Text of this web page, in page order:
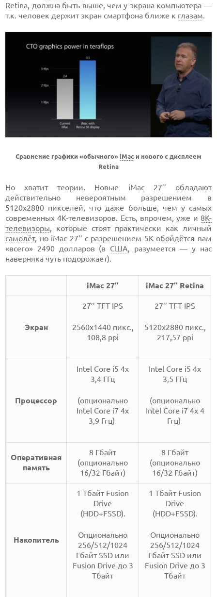
Retina, должна быть выше, чем у экрана компьютера —
т.к. человек держит экран смартфона ближе к глазам.
Сравнение графики «обычного» iMac и нового с дисплеем
Retina
Но хватит теории. Новые iMac 27’’ обладают
действительно невероятным разрешением в
5120х2880 пикселей, что даже больше, чем у самых
современных 4K-телевизоров. Есть, впрочем, уже и 8К-
телевизоры, которые стоят практически как личный
самолёт, но iMac 27’’ с разрешением 5К обойдётся вам
«всего» 2490 долларов (в США, разумеется — у нас
наверняка чуть подорожает).
iMac 27’’ iMac 27’’ Retina
Экран
27’’ TFT IPS
2560х1440 пикс.,
108,8 ppi
27’’ TFT IPS
5120x2880 пикс.,
217,57 ppi
Процессор
Intel Core i5 4х
3,4 ГГц
(опционально
Intel Core i7 4х
3,9 Ггц)
Intel Core i5 4х
3,5 ГГц
(опционально
Intel Core i7 4х 4
Ггц)
Оперативная
память
8 Гбайт
(опционально
16/32 Гбайт)
8 Гбайт
(опционально
16/32 Гбайт)
Накопитель
1 Тбайт Fusion
Drive
(HDD+FSSD).
Опционально
256/512/1024
Гбайт SSD или
Fusion Drive до 3
Тбайт
1 Тбайт Fusion
Drive
(HDD+FSSD).
Опционально
256/512/1024
Гбайт SSD или
Fusion Drive до 3
Тбайт